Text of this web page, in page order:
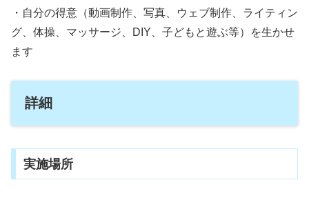
・自分の得意（動画制作、写真、ウェブ制作、ライティン
グ、体操、マッサージ、DIY、子どもと遊ぶ等）を生かせ
ます
詳細
実施場所